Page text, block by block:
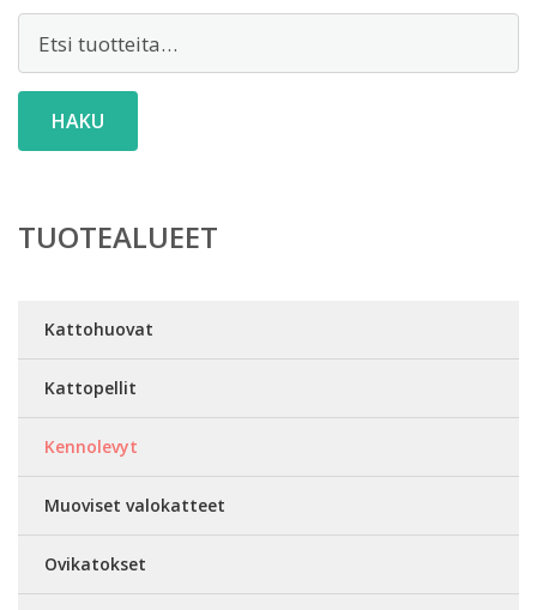
HAKU
TUOTEALUEET
Kattohuovat
Kattopellit
Kennolevyt
Muoviset valokatteet
Ovikatokset